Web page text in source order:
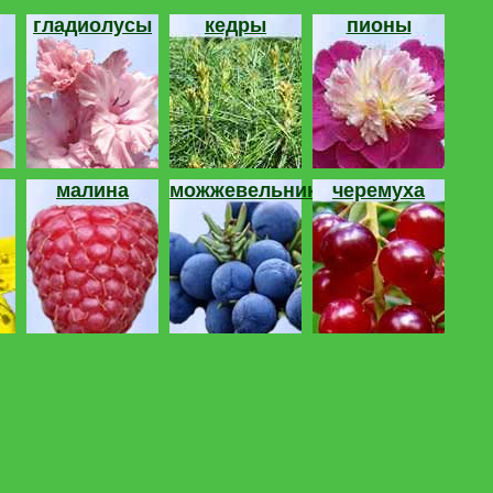
гладиолусы кедры пионы
малина можжевельник черемуха